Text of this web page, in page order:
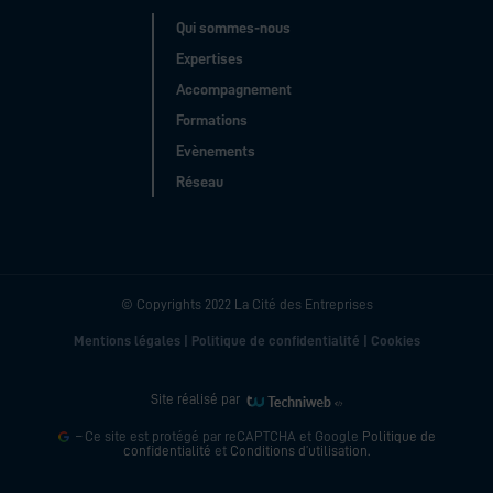
Gérer le consentement aux
caractéristiques et fonctions.
Accepter
Refuser
Qui sommes-nous
Expertises
Accompagnement
Formations
Evènements
Réseau
© Copyrights 2022 La Cité des Entreprises
Mentions légales| Politique de confidentialité Cookies
Hotline juridique
Site réalisé par
– Ce site est protégé par reCAPTCHA et Google Politique de
confidentialité et Conditions d’utilisation